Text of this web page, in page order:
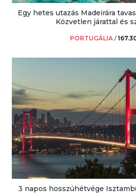
Egy hetes utazás Madeirára
Közvetlen járattal és
PORTUGÁLIA /
3 napos hosszúhétvége